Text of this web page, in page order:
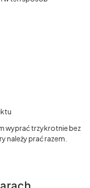
wyprać trzykrotnie bez
należy prać razem.